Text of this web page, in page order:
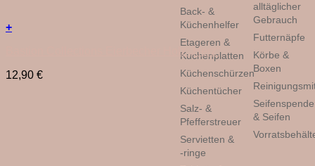
Back- &
Küchenhelfer
Etageren &
Kuchenplatten
Küchenschürzen
Küchentücher
Salz- &
Pfefferstreuer
Servietten &
-ringe
alltäglicher
Gebrauch
Futternäpfe
Körbe &
Boxen
& Seifen
+
Bastion Collections Eierbecher Holz „Herz“
12,90 €